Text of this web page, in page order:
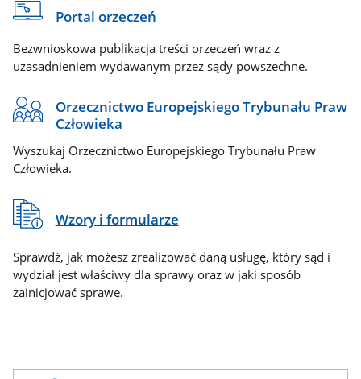
Portal orzeczeń
Bezwnioskowa publikacja treści orzeczeń wraz z
uzasadnieniem wydawanym przez sądy powszechne.
Orzecznictwo Europejskiego Trybunału Praw
Człowieka
Wyszukaj Orzecznictwo Europejskiego Trybunału Praw
Człowieka.
Wzory i formularze
Sprawdź, jak możesz zrealizować daną usługę, który sąd i
wydział jest właściwy dla sprawy oraz w jaki sposób
zainicjować sprawę.